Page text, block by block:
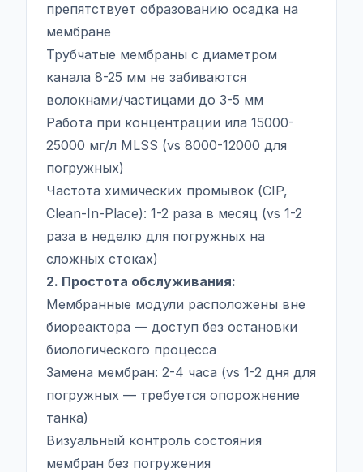
препятствует образованию осадка на
мембране
Трубчатые мембраны с диаметром
канала 8-25 мм не забиваются
волокнами/частицами до 3-5 мм
Работа при концентрации ила 15000-
25000 мг/л MLSS (vs 8000-12000 для
погружных)
Частота химических промывок (CIP,
Clean-In-Place): 1-2 раза в месяц (vs 1-2
раза в неделю для погружных на
сложных стоках)
2. Простота обслуживания:
Мембранные модули расположены вне
биореактора — доступ без остановки
биологического процесса
Замена мембран: 2-4 часа (vs 1-2 дня для
погружных — требуется опорожнение
танка)
Визуальный контроль состояния
мембран без погружения